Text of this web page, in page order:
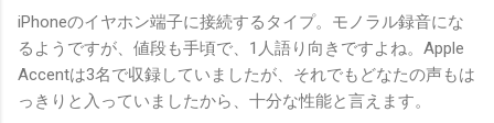
iPhoneのイヤホン端子に接続するタイプ。モノラル録音にな
るようですが、値段も手頃で、1人語り向きですよね。Apple
Accentは3名で収録していましたが、それでもどなたの声もは
っきりと入っていましたから、十分な性能と言えます。